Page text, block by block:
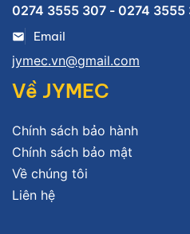
0274 3555 307 - 0274
Email
jymec.vn@gmail.com
Về JYMEC
Chính sách bảo hành
Chính sách bảo mật
Về chúng tôi
Liên hệ